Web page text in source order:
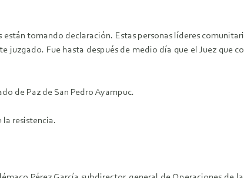
tomando declaración. Estas personas líderes
Fue hasta después de medio día que el Juez que
de Paz de San Pedro Ayampuc.
la resistencia.